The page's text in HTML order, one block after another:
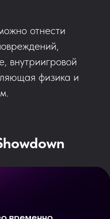
отнести
внутриигровой
физика и